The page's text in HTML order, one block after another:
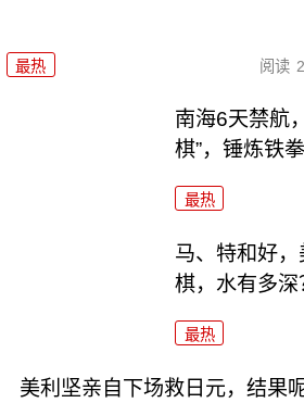
最热 阅读
南海6天禁航
棋”，锤炼铁拳
最热
马、特和好
棋，水有多深
最热
美利坚亲自下场救日元，结果